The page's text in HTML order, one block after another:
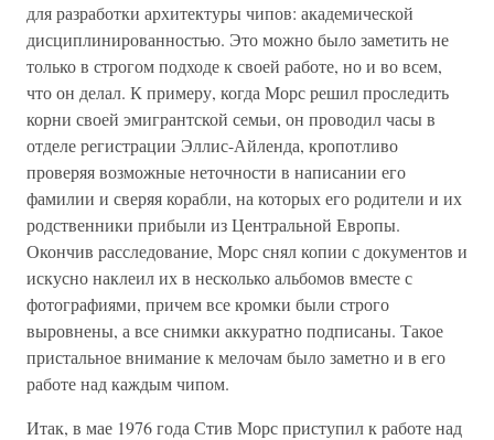
для разработки архитектуры чипов: академической
дисциплинированностью. Это можно было заметить не
только в строгом подходе к своей работе, но и во всем,
что он делал. К примеру, когда Морс решил проследить
корни своей эмигрантской семьи, он проводил часы в
отделе регистрации Эллис-Айленда, кропотливо
проверяя возможные неточности в написании его
фамилии и сверяя корабли, на которых его родители и их
родственники прибыли из Центральной Европы.
Окончив расследование, Морс снял копии с документов и
искусно наклеил их в несколько альбомов вместе с
фотографиями, причем все кромки были строго
выровнены, а все снимки аккуратно подписаны. Такое
пристальное внимание к мелочам было заметно и в его
работе над каждым чипом.
Итак, в мае 1976 года Стив Морс приступил к работе над